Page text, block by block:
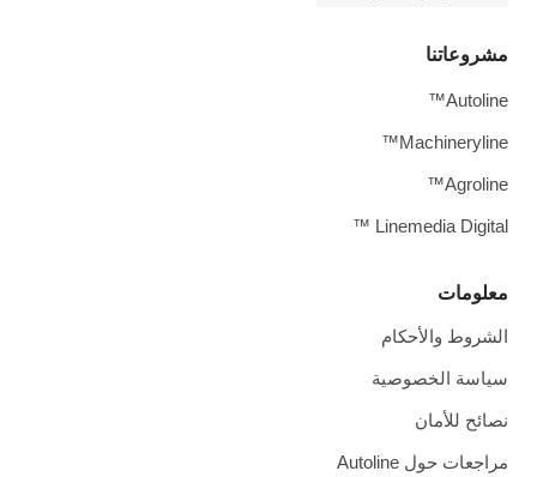
معلومات
الشروط والأحكام
سياسة الخصوصية
نصائح للأمان
مراجعات حول Autoline
مشروعاتنا
Autoline™
Machineryline™
Agroline™
Linemedia Digital ™